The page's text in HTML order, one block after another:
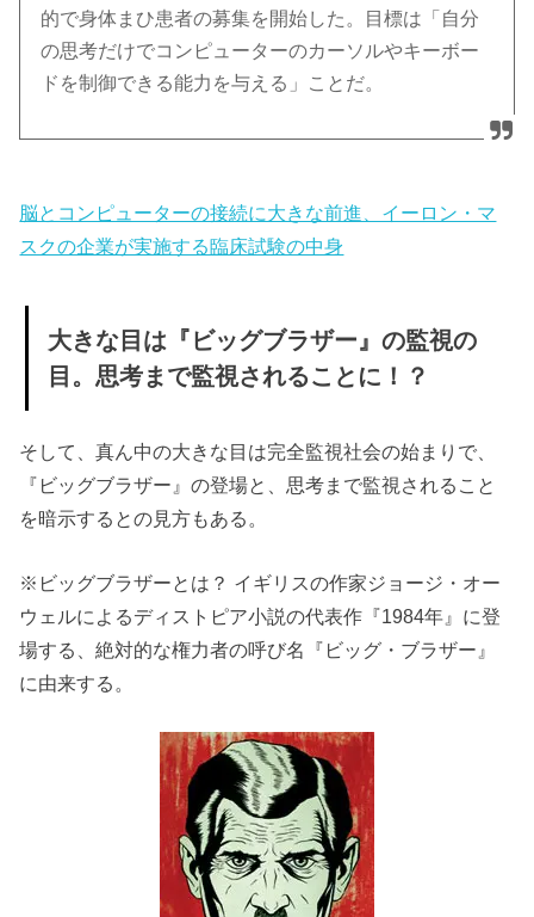
的で身体まひ患者の募集を開始した。目標は「自分
の思考だけでコンピューターのカーソルやキーボー
ドを制御できる能力を与える」ことだ。
脳とコンピューターの接続に大きな前進、イーロン・マ
スクの企業が実施する臨床試験の中身
大きな目は『ビッグブラザー』の監視の
目。思考まで監視されることに！？
そして、真ん中の大きな目は完全監視社会の始まりで、
『ビッグブラザー』の登場と、思考まで監視されること
を暗示するとの見方もある。
※ビッグブラザーとは？ イギリスの作家ジョージ・オー
ウェルによるディストピア小説の代表作『1984年』に登
場する、絶対的な権力者の呼び名『ビッグ・ブラザー』
に由来する。